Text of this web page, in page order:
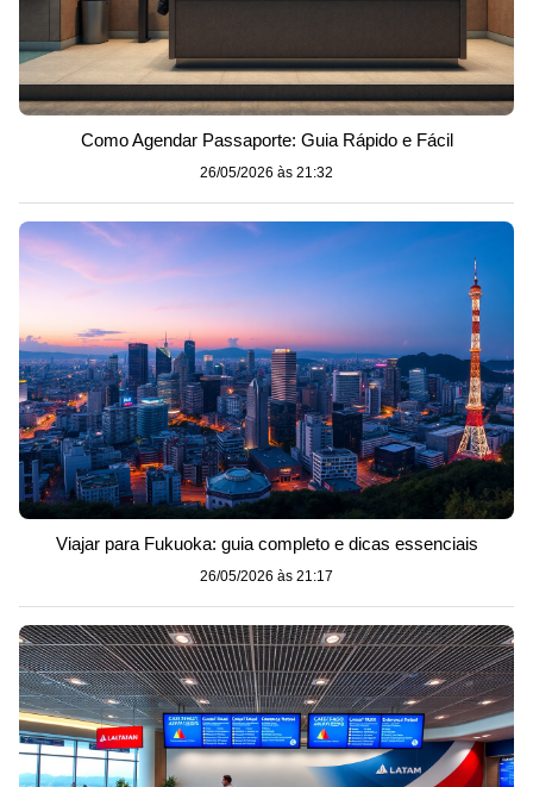
Como Agendar Passaporte: Guia Rápido e Fácil
26/05/2026 às 21:32
Viajar para Fukuoka: guia completo e dicas essenciais
26/05/2026 às 21:17